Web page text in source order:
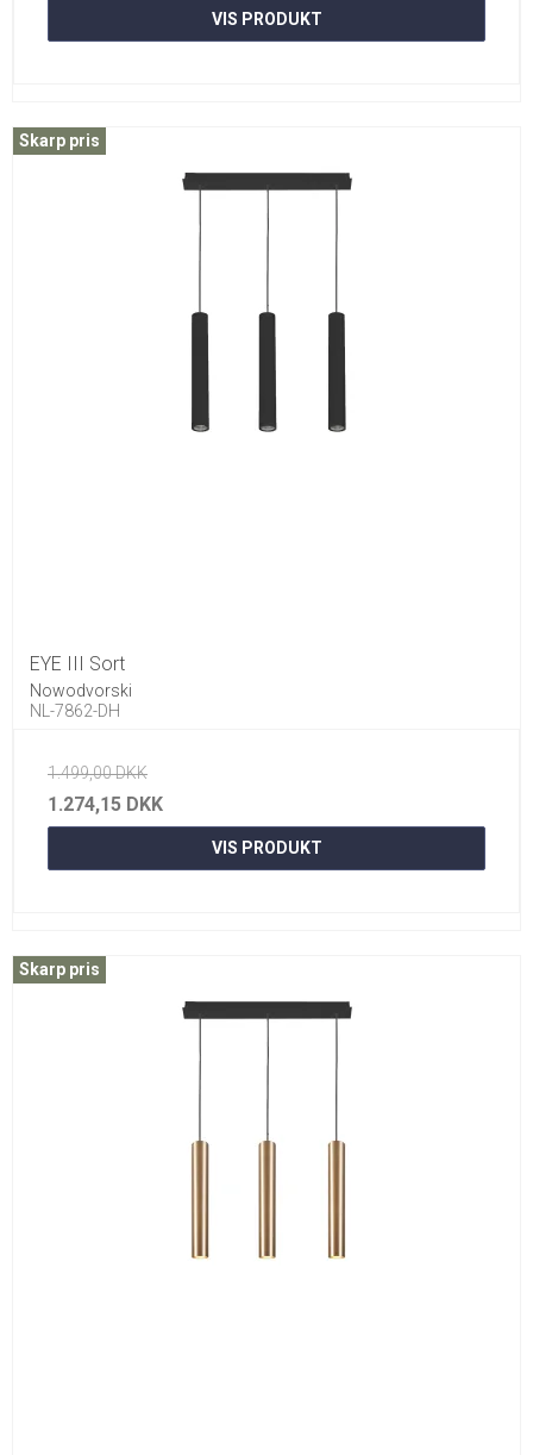
VIS PRODUKT
Skarp pris
EYE III Sort
Nowodvorski
NL-7862-DH
1.499,00 DKK
1.274,15 DKK
VIS PRODUKT
Skarp pris